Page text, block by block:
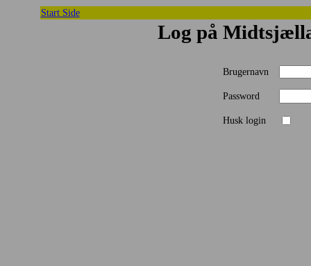
Start Side
Log på
Brugernavn
Password
Husk login